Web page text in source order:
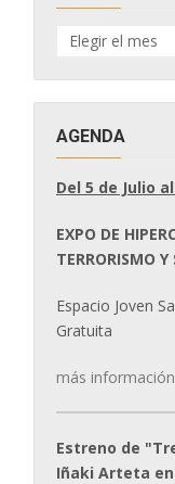
HISTÓRICO
DE
AGENDA
Del 5 de Julio
EXPO DE
TERRORISMO
Espacio Joven
Gratuita
más información
Estreno de
Iñaki Arteta